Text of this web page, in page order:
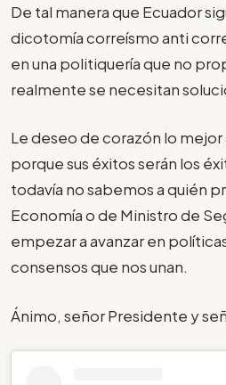
De tal manera que Ecuador
dicotomía correísmo anti
en una politiquería que no
realmente se necesitan
Le deseo de corazón lo
porque sus éxitos serán los
todavía no sabemos a quién
Economía o de Ministro de
empezar a avanzar en
consensos que nos unan.
Ánimo, señor Presidente y